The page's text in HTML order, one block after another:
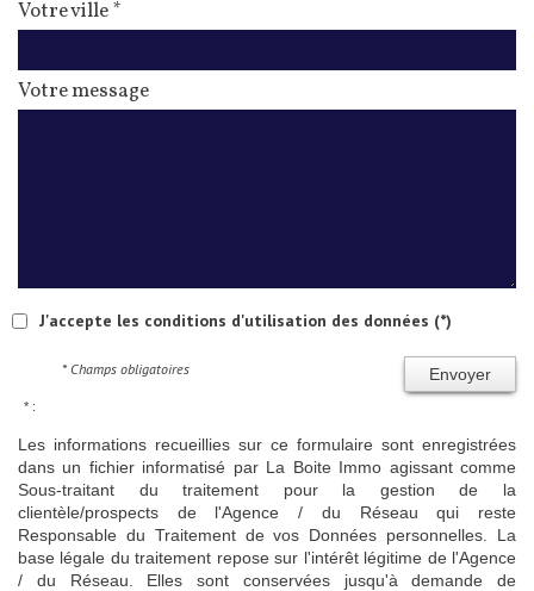
Votre ville *
Votre message
J'accepte les conditions d'utilisation des données (*)
Envoyer
* Champs obligatoires
* :
Les informations recueillies sur ce formulaire sont enregistrées
dans un fichier informatisé par La Boite Immo agissant comme
Sous-traitant du traitement pour la gestion de la
clientèle/prospects de l'Agence / du Réseau qui reste
Responsable du Traitement de vos Données personnelles. La
base légale du traitement repose sur l'intérêt légitime de l'Agence
/ du Réseau. Elles sont conservées jusqu'à demande de